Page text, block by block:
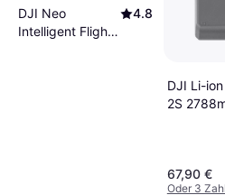
DJI Neo
Intelligent Flight
4.8
DJI Li-
2S
67,90 €
Oder 3